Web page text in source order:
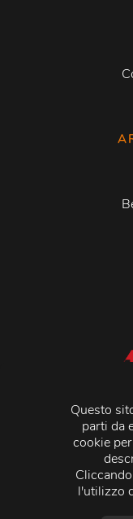
Questo
parti da
cookie
l'utilizzo
Via
Registro delle
Fiscale e Partita
Credits:Crea